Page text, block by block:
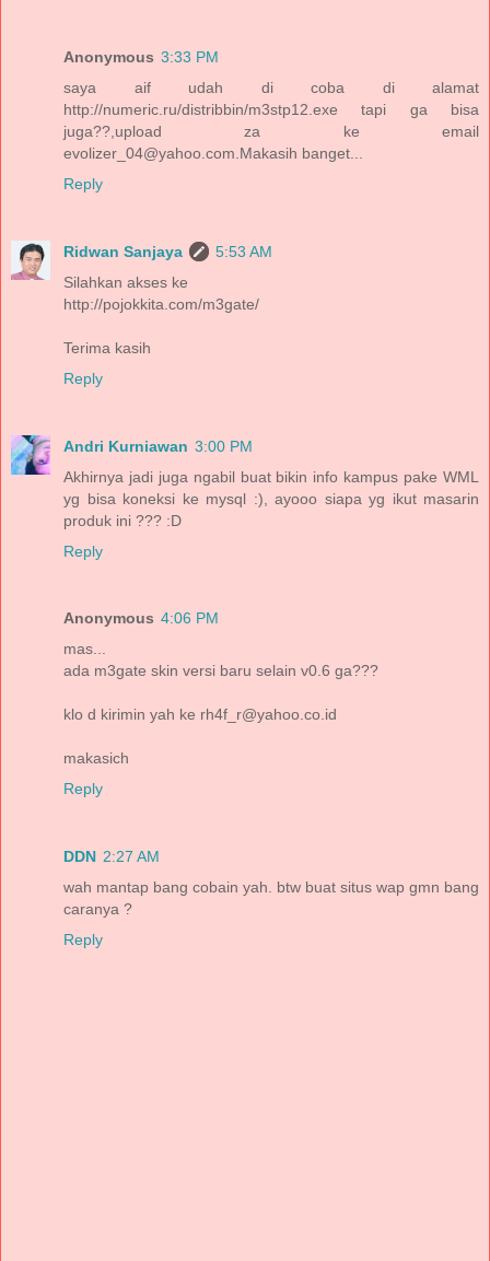
Anonymous 3:33 PM
saya aif udah di coba di alamat
http://numeric.ru/distribbin/m3stp12.exe tapi ga bisa
juga??,upload za ke email
evolizer_04@yahoo.com.Makasih banget...
Reply
Ridwan Sanjaya
5:53 AM
Silahkan akses ke
http://pojokkita.com/m3gate/
Terima kasih
Reply
Andri Kurniawan 3:00 PM
Akhirnya jadi juga ngabil buat bikin info kampus pake WML
yg bisa koneksi ke mysql :), ayooo siapa yg ikut masarin
produk ini ??? :D
Reply
Anonymous 4:06 PM
mas...
ada m3gate skin versi baru selain v0.6 ga???
klo d kirimin yah ke rh4f_r@yahoo.co.id
makasich
Reply
DDN 2:27 AM
wah mantap bang cobain yah. btw buat situs wap gmn bang
caranya ?
Reply